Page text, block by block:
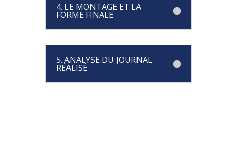
4. LE MONTAGE ET LA
FORME FINALE
5. ANALYSE DU JOURNAL
RÉALISÉ